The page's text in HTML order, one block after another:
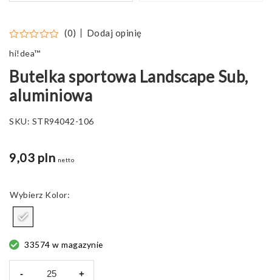
(0) Dodaj opinię
hi!dea™
Butelka sportowa Landscape Sub,
aluminiowa
SKU: STR94042-106
9,03 pln netto
Kolor
33574 w magazynie
- +